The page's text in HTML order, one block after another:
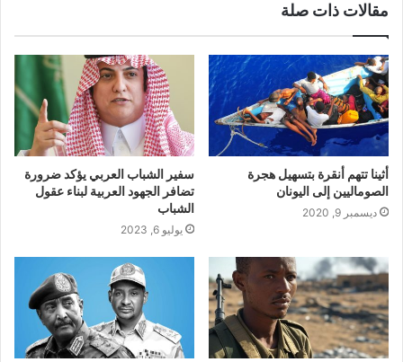
مقالات ذات صلة
أثينا تتهم أنقرة بتسهيل هجرة
الصوماليين إلى اليونان
ديسمبر 9, 2020
سفير الشباب العربي يؤكد ضرورة
تضافر الجهود العربية لبناء عقول
الشباب
يوليو 6, 2023